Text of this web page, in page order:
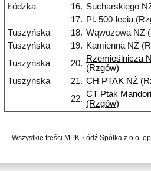
Łódzka
16. Sucharskiego
17. Pl. 500-lecia
Tuszyńska
18. Wąwozowa NŻ
Tuszyńska
19. Kamienna NŻ
Tuszyńska
20. Rzemieślnicza
(Rzgów)
Tuszyńska 21. CH PTAK NŻ
22. CT Ptak
(Rzgów)
Wszystkie treści MPK-Łódź Spółka z o.o.